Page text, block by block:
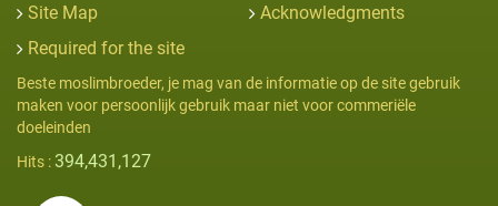
Site Map
Acknowledgments
Required for the site
Beste moslimbroeder, je mag van de informatie op de site gebruik
maken voor persoonlijk gebruik maar niet voor commeriële
doeleinden
Hits : 394,431,127